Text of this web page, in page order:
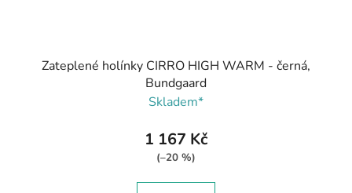
Zateplené holínky CIRRO HIGH WARM - černá,
Bundgaard
Skladem*
1 167 Kč
(–20 %)